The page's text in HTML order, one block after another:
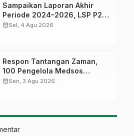
Sampaikan Laporan Akhir
Periode 2024–2026, LSP P2
Ma’arif NU Jateng Mantapkan
calendar_monthSel, 4 Agu 2026
Respon Tantangan Zaman,
100 Pengelola Medsos
Sekolah Ma’arif Pekalongan
calendar_monthSen, 3 Agu 2026